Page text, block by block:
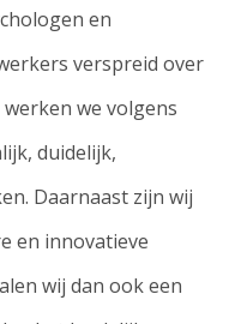
en
verspreid over
we volgens
duidelijk,
Daarnaast zijn wij
en innovatieve
wij dan ook een